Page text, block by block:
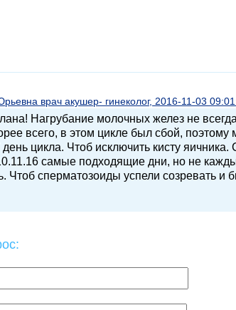
врач акушер- гинеколог, 2016-11-03
Нагрубание молочных желез не
всего, в этом цикле был сбой,
день цикла. Чтоб исключить кисту
самые подходящие дни, но не
Чтоб сперматозоиды успели созревать